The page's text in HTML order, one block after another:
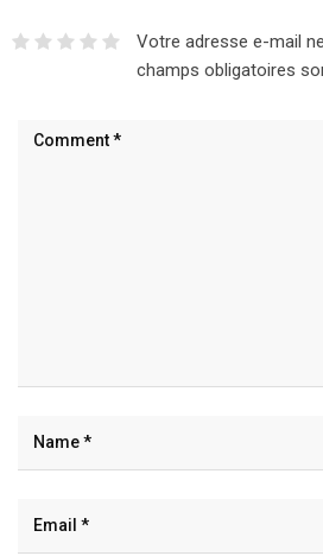
Votre adresse e-mail
champs obligatoires